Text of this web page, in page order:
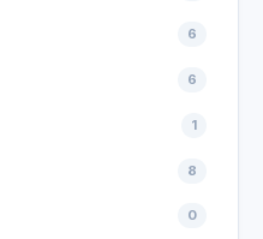
6
6
1
8
0